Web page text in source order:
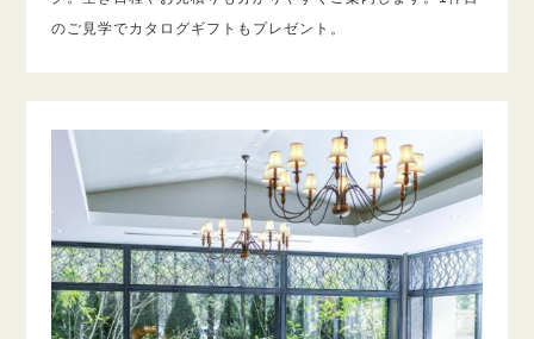
のご見学でカタログギフトもプレゼント。